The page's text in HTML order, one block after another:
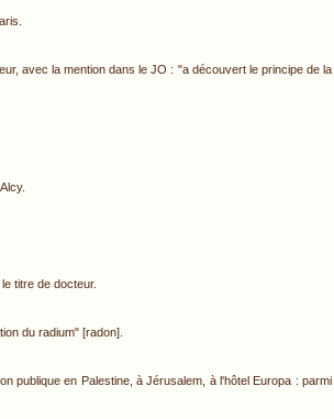
avec la mention dans le JO : "a découvert le principe de la
titre de docteur.
du radium" [radon].
publique en Palestine, à Jérusalem, à l'hôtel Europa : parmi